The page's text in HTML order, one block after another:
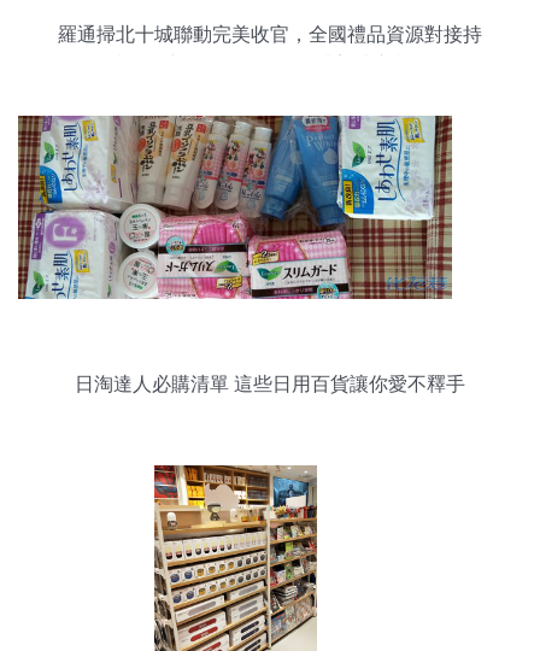
羅通掃北十城聯動完美收官，全國禮品資源對接持
日淘達人必購清單 這些日用百貨讓你愛不釋手